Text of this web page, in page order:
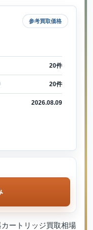
参考買取価格
20件
20件
2026.08.09
ートリッジ買取相場